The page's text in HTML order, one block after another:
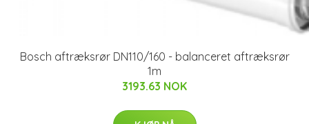
Bosch aftræksrør DN110/160 - balanceret aftræksrør
1m
3193.63 NOK